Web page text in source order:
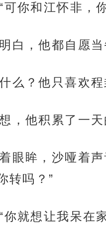
可你和江怀非，
白，他都自愿
么？他只喜欢
，他积累了一
眼眸，沙哑着
转吗？”
你就想让我呆在